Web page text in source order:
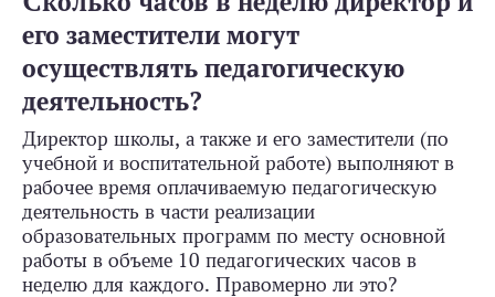
его заместители могут
осуществлять педагогическую
деятельность?
Директор школы, а также и его заместители (по
учебной и воспитательной работе) выполняют в
рабочее время оплачиваемую педагогическую
деятельность в части реализации
образовательных программ по месту основной
работы в объеме 10 педагогических часов в
неделю для каждого. Правомерно ли это?